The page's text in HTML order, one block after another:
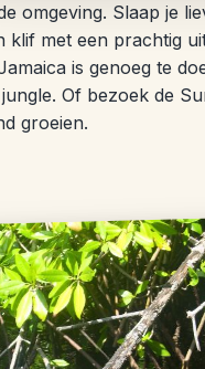
omgeving. Slaap je
met een prachtig
is genoeg te
Of bezoek de
groeien.